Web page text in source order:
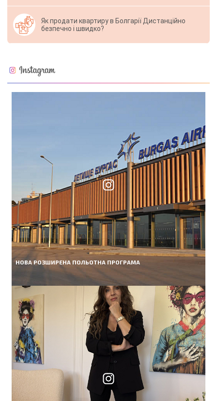
Як продати квартиру в Болгарії Дистанційно
безпечно і швидко?
НОВА РОЗШИРЕНА ПОЛЬОТНА ПРОГРАМА